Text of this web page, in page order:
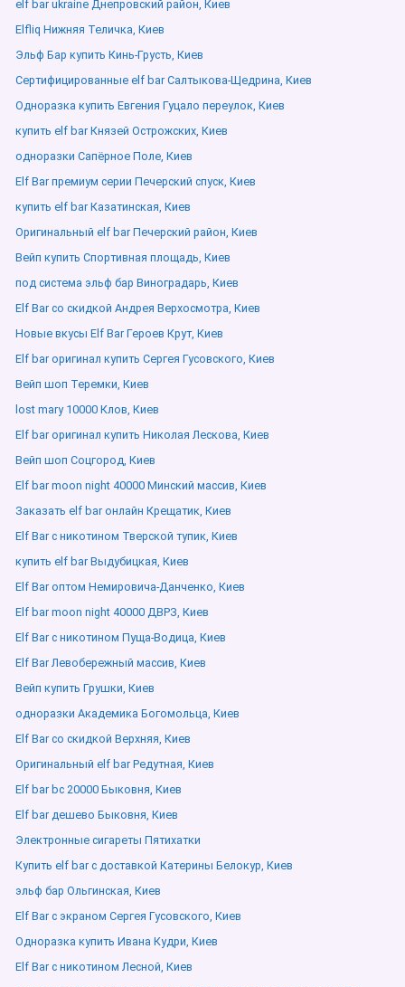
elf bar ukraine Днепровский район, Киев
Elfliq Нижняя Теличка, Киев
Эльф Бар купить Кинь-Грусть, Киев
Сертифицированные elf bar Салтыкова-Щедрина, Киев
Одноразка купить Евгения Гуцало переулок, Киев
купить elf bar Князей Острожских, Киев
одноразки Сапёрное Поле, Киев
Elf Bar премиум серии Печерский спуск, Киев
купить elf bar Казатинская, Киев
Оригинальный elf bar Печерский район, Киев
Вейп купить Спортивная площадь, Киев
под система эльф бар Виноградарь, Киев
Elf Bar со скидкой Андрея Верхосмотра, Киев
Новые вкусы Elf Bar Героев Крут, Киев
Elf bar оригинал купить Сергея Гусовского, Киев
Вейп шоп Теремки, Киев
lost mary 10000 Клов, Киев
Elf bar оригинал купить Николая Лескова, Киев
Вейп шоп Соцгород, Киев
Elf bar moon night 40000 Минский массив, Киев
Заказать elf bar онлайн Крещатик, Киев
Elf Bar с никотином Тверской тупик, Киев
купить elf bar Выдубицкая, Киев
Elf Bar оптом Немировича-Данченко, Киев
Elf bar moon night 40000 ДВРЗ, Киев
Elf Bar с никотином Пуща-Водица, Киев
Elf Bar Левобережный массив, Киев
Вейп купить Грушки, Киев
одноразки Академика Богомольца, Киев
Elf Bar со скидкой Верхняя, Киев
Оригинальный elf bar Редутная, Киев
Elf bar bc 20000 Быковня, Киев
Elf bar дешево Быковня, Киев
Электронные сигареты Пятихатки
Купить elf bar с доставкой Катерины Белокур, Киев
эльф бар Ольгинская, Киев
Elf Bar с экраном Сергея Гусовского, Киев
Одноразка купить Ивана Кудри, Киев
Elf Bar с никотином Лесной, Киев